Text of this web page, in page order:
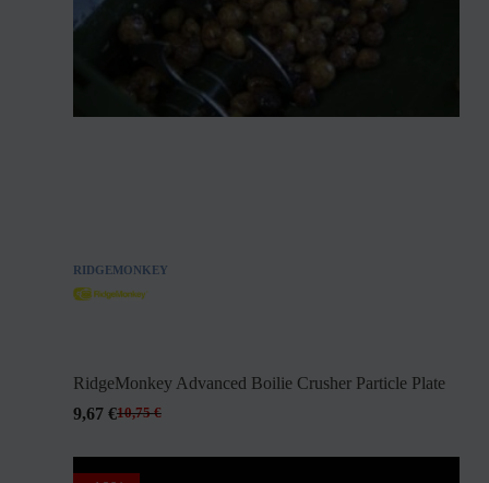
RIDGEMONKEY
RidgeMonkey Advanced Boilie Crusher Particle Plate
10,75€
9,67 €